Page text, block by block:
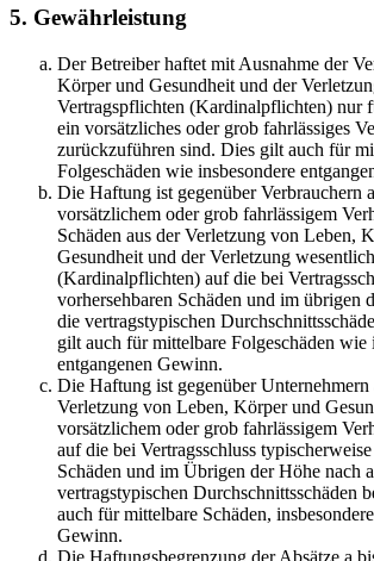
5. Gewährleistung
Der Betreiber haftet mit Ausnahme der
Körper und Gesundheit und der
Vertragspflichten (Kardinalpflichten) nur
ein vorsätzliches oder grob fahrlässiges
zurückzuführen sind. Dies gilt auch für
Folgeschäden wie insbesondere
Die Haftung ist gegenüber Verbrauchern
vorsätzlichem oder grob fahrlässigem
Schäden aus der Verletzung von Leben,
Gesundheit und der Verletzung
(Kardinalpflichten) auf die bei
vorhersehbaren Schäden und im übrigen
die vertragstypischen
gilt auch für mittelbare Folgeschäden wie
entgangenen Gewinn.
Die Haftung ist gegenüber Unternehmern
Verletzung von Leben, Körper und
vorsätzlichem oder grob fahrlässigem
auf die bei Vertragsschluss
Schäden und im Übrigen der Höhe nach
vertragstypischen Durchschnittsschäden
auch für mittelbare Schäden,
Gewinn.
Die Haftungsbegrenzung der Absätze a